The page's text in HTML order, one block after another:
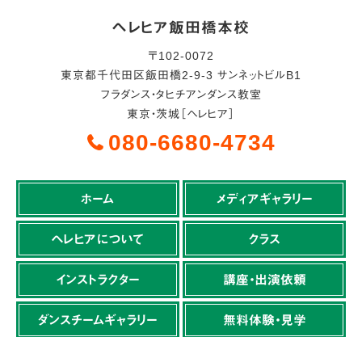
ヘレヒア飯田橋本校
〒102-0072
東京都千代田区飯田橋2-9-3 サンネットビルB1
フラダンス・タヒチアンダンス教室
東京・茨城［ヘレヒア］
080-6680-4734
ホーム メディアギャラリー
ヘレヒアについて クラス
インストラクター 講座・出演依頼
ダンスチームギャラリー 無料体験・見学